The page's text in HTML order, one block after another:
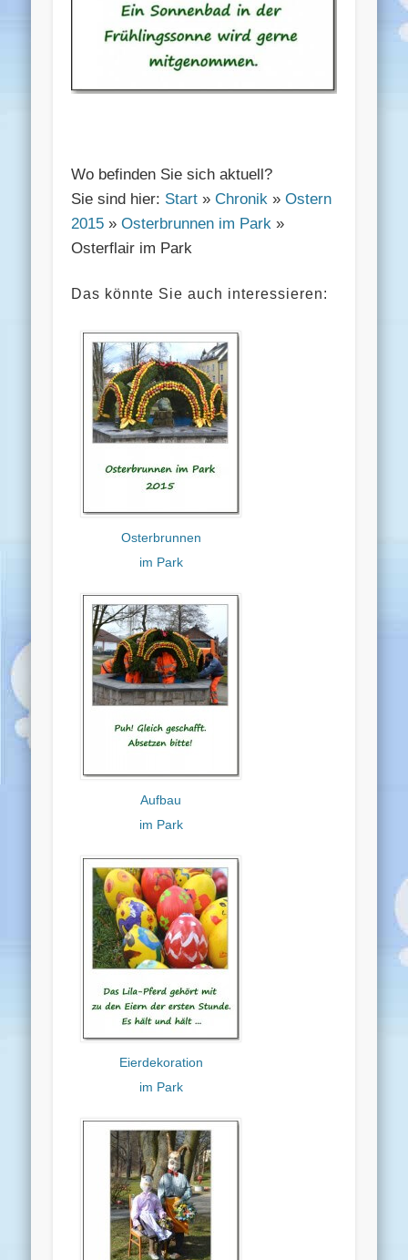
Wo befinden Sie sich aktuell?
Sie sind hier: Start »Chronik »Ostern
2015 »Osterbrunnen im Park »
Osterflair im Park
Das könnte Sie auch interessieren:
Osterbrunnen
im Park
Aufbau
im Park
Eierdekoration
im Park